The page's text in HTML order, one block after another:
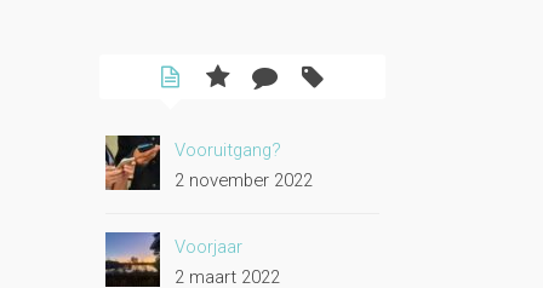
Vooruitgang?
2 november 2022
Voorjaar
2 maart 2022